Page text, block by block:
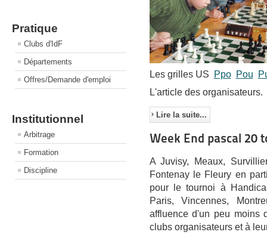
Pratique
Clubs d'IdF
Départements
Offres/Demande d'emploi
Institutionnel
Arbitrage
Formation
Discipline
Les grilles US Ppo Pou
L'article des organisateurs.
Lire la suite...
Week End pascal 20
A Juvisy, Meaux,
Fontenay le Fleury en
pour le tournoi à
Paris, Vincennes,
affluence d'un peu moins
clubs organisateurs et à